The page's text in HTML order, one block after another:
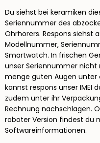
Du siehst bei keramiken
Seriennummer des
Ohrhörers. Respons siehst
Modellnummer,
Smartwatch. In frischen
unser Seriennummer
menge guten Augen unter
kannst respons unser IMEI
zudem unter ihr
Rechnung nachschlagen.
roboter Version findest du
Softwareinformationen.